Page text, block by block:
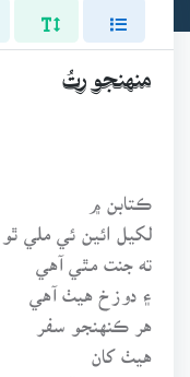
منهنجو رتُ
ڪتابن ۾
لکيل ائين ئي ملي ٿو
ته جنت مٿي آهي
۽ دوزخ هيٺ آهي
هر ڪنهنجو سفر
هيٺ کان